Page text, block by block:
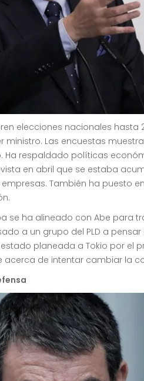
elecciones nacionales hasta
ministro. Las encuestas
Ha respaldado políticas
en abril que se estaba
También ha puesto
se ha alineado con Abe para
a un grupo del PLD a
planeada a Tokio por el
de intentar cambiar la